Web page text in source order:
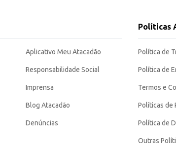
quem busca uma bebida de qualidade e sabor agradável. Sua
Aplicativo Meu Atacadão
Responsabilidade Social
Imprensa
Blog Atacadão
Denúncias
Políticas
Política de
Política de
Termos e
Políticas de
Política de
Outras